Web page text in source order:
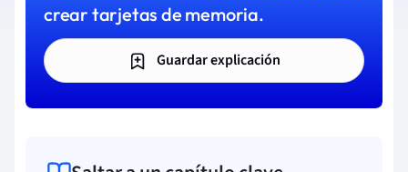
crear tarjetas de memoria.
Guardar explicación